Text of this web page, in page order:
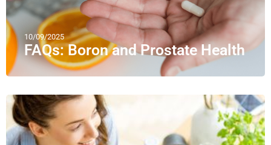
10/09/2025
FAQs: Boron and Prostate Health